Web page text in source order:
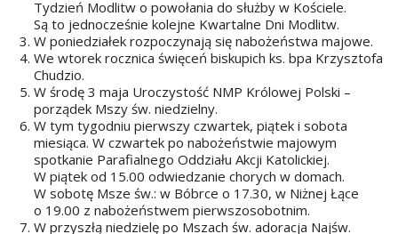
Tydzień Modlitw o powołania do służby w Kościele.
Są to jednocześnie kolejne Kwartalne Dni Modlitw.
W poniedziałek rozpoczynają się nabożeństwa majowe.
We wtorek rocznica święceń biskupich ks. bpa Krzysztofa
Chudzio.
W środę 3 maja Uroczystość NMP Królowej Polski –
porządek Mszy św. niedzielny.
W tym tygodniu pierwszy czwartek, piątek i sobota
miesiąca. W czwartek po nabożeństwie majowym
spotkanie Parafialnego Oddziału Akcji Katolickiej.
W piątek od 15.00 odwiedzanie chorych w domach.
W sobotę Msze św.: w Bóbrce o 17.30, w Niżnej Łące
o 19.00 z nabożeństwem pierwszosobotnim.
W przyszłą niedzielę po Mszach św. adoracja Najśw.